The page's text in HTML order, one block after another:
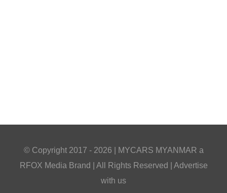
© Copyright 2017 - 2026 | MYCARS MYANMAR a
RFOX Media Brand | All Rights Reserved | Advertise
with us